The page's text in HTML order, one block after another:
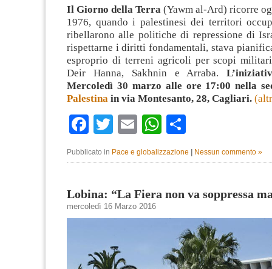
Il Giorno della Terra (Yawm al-Ard) ricorre
1976, quando i palestinesi dei territori
ribellarono alle politiche di repressione di
rispettarne i diritti fondamentali, stava
esproprio di terreni agricoli per scopi
Deir Hanna, Sakhnin e Arraba.
Mercoledì 30 marzo alle ore 17:00 nella
Palestina in via Montesanto, 28, Cagliari.
Facebook
TwitterEmailWhatsApp
Pubblicato in Pace e globalizzazione Nessun commento »
Lobina: “La Fiera non va soppressa
mercoledì 16 Marzo 2016